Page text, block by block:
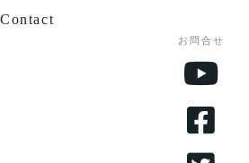
Contact
お問合せ